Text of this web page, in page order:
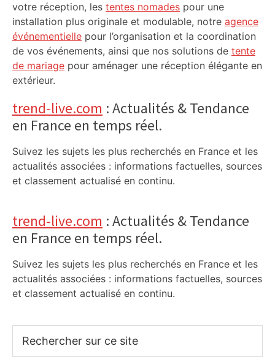
votre réception, les tentes nomades pour une
installation plus originale et modulable, notre agence
événementielle pour l’organisation et la coordination
de vos événements, ainsi que nos solutions de tente
de mariage pour aménager une réception élégante en
extérieur.
trend-live.com : Actualités & Tendance
en France en temps réel.
Suivez les sujets les plus recherchés en France et les
actualités associées : informations factuelles, sources
et classement actualisé en continu.
trend-live.com : Actualités & Tendance
en France en temps réel.
Suivez les sujets les plus recherchés en France et les
actualités associées : informations factuelles, sources
et classement actualisé en continu.
sur